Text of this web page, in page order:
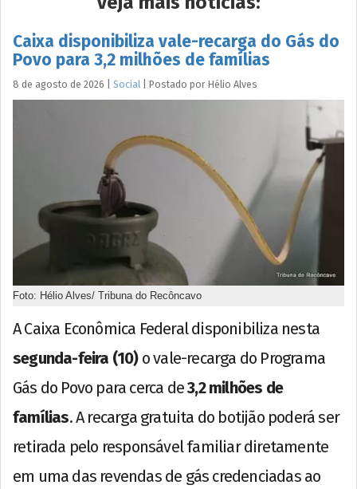
Caixa disponibiliza vale-recarga do Gás do
Povo para 3,2 milhões de famílias
8 de agosto de 2026 Social Postado por Hélio Alves
Foto: Hélio Alves/ Tribuna do Recôncavo
A Caixa Econômica Federal disponibiliza nesta
segunda-feira (10)o vale-recarga do Programa
Gás do Povo para cerca de3,2 milhões de
famílias. A recarga gratuita do botijão poderá ser
retirada pelo responsável familiar diretamente
em uma das revendas de gás credenciadas ao